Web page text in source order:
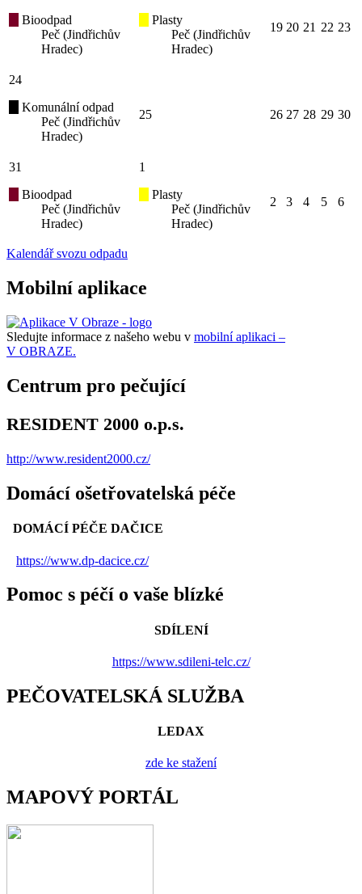
Bioodpad
Peč (Jindřichův
Hradec)
Plasty
Peč (Jindřichův
Hradec)
19 20 21 22 23
24
Komunální odpad
Peč (Jindřichův
Hradec)
25 26 27 28 29 30
31
Bioodpad
Peč (Jindřichův
Hradec)
1
Plasty
Peč (Jindřichův
Hradec)
2 3 4 5 6
Kalendář svozu odpadu
Mobilní aplikace
Sledujte informace z našeho webu v mobilní aplikaci –
V OBRAZE.
Centrum pro pečující
RESIDENT 2000 o.p.s.
http://www.resident2000.cz/
Domácí ošetřovatelská péče
DOMÁCÍ PÉČE DAČICE
https://www.dp-dacice.cz/
Pomoc s péčí o vaše blízké
SDÍLENÍ
https://www.sdileni-telc.cz/
PEČOVATELSKÁ SLUŽBA
LEDAX
zde ke stažení
MAPOVÝ PORTÁL